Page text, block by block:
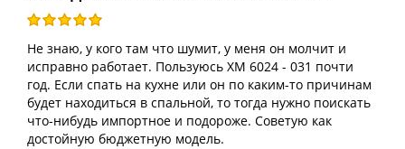
Не знаю, у кого там что шумит, у меня он молчит и
исправно работает. Пользуюсь XM 6024 - 031 почти
год. Если спать на кухне или он по каким-то причинам
будет находиться в спальной, то тогда нужно поискать
что-нибудь импортное и подороже. Советую как
достойную бюджетную модель.